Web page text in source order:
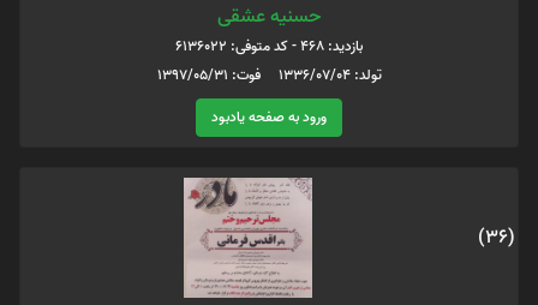
حسنیه عشقی
بازدید: 468 - کد متوفی: 6136022
تولد: 1336/07/04 فوت: 1397/05/31
ورود به صفحه یادبود
(36)